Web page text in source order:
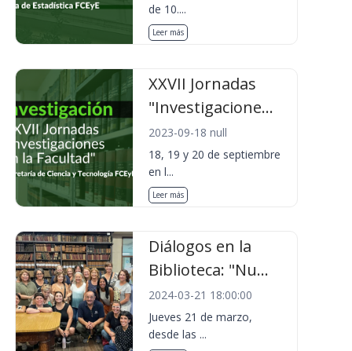
de 10....
Leer más
XXVII Jornadas
"Investigacione...
2023-09-18 null
18, 19 y 20 de septiembre
en l...
Leer más
Diálogos en la
Biblioteca: "Nu...
2024-03-21 18:00:00
Jueves 21 de marzo,
desde las ...